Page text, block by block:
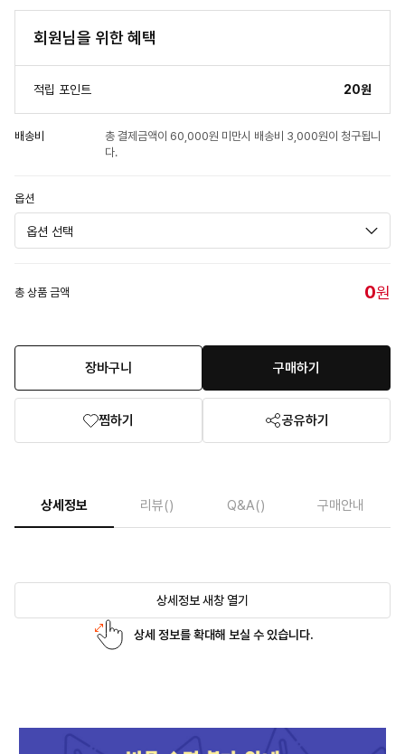
회원님을 위한 혜택
적립 포인트 20원
배송비
총 결제금액이 60,000원 미만시 배송비 3,000원이 청구됩니
다.
옵션
총 상품 금액 0원
장바구니 구매하기
찜하기 공유하기
상세정보 리뷰() Q&A() 구매안내
상세정보 새창 열기
상세 정보를 확대해 보실 수 있습니다.